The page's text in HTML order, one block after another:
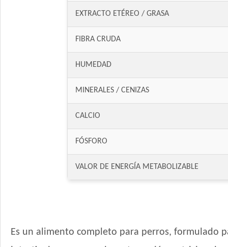
EXTRACTO ETÉREO / GRASA
FIBRA CRUDA
HUMEDAD
MINERALES / CENIZAS
CALCIO
FÓSFORO
VALOR DE ENERGÍA METABOLIZABLE
Es un alimento completo para perros, formulado